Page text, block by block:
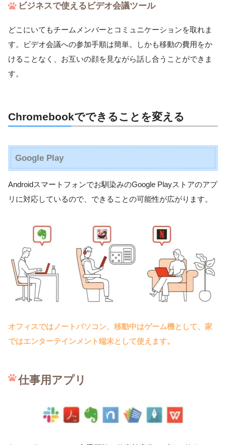
ビジネスで使えるビデオ会議ツール
どこにいてもチームメンバーとコミュニケーションを取れま
す。ビデオ会議への参加手順は簡単。しかも移動の費用をか
けることなく、お互いの顔を見ながら話し合うことができま
す。
Chromebookでできることを変える
Google Play
Androidスマートフォンでお馴染みのGoogle Playストアのアプ
リに対応しているので、できることの可能性が広がります。
オフィスではノートパソコン、移動中はゲーム機として、家
ではエンターテインメント端末として使えます。
仕事用アプリ